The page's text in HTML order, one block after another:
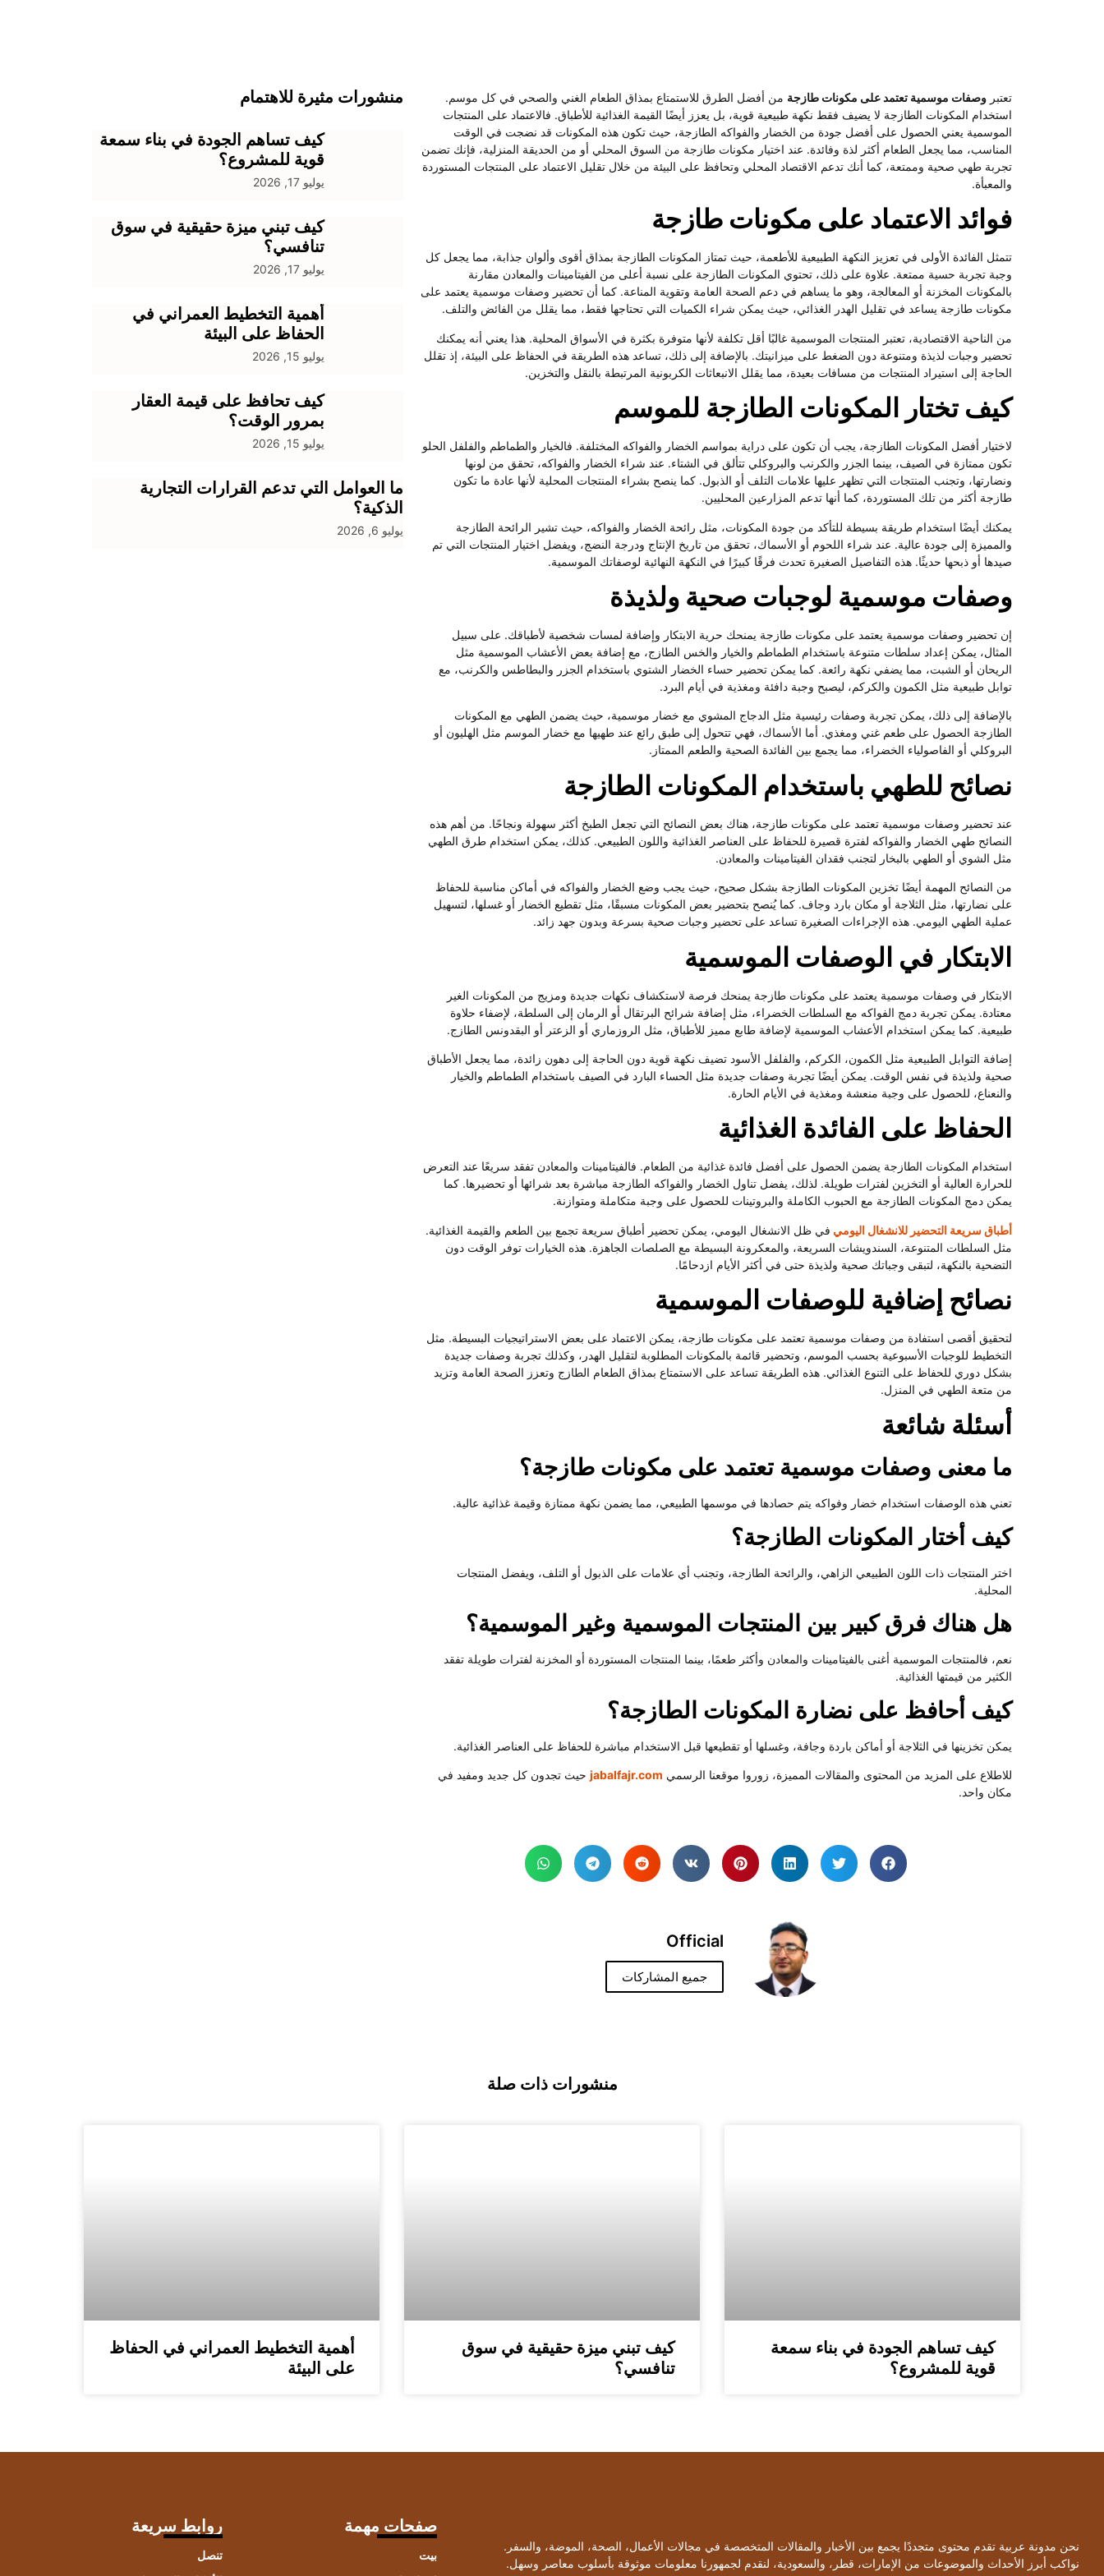
منشورات مثيرة للاهتمام
كيف تساهم الجودة في بناء سمعة
قوية للمشروع؟
يوليو 17, 2026
كيف تبني ميزة حقيقية في سوق
تنافسي؟
يوليو 17, 2026
أهمية التخطيط العمراني في
الحفاظ على البيئة
يوليو 15, 2026
كيف تحافظ على قيمة العقار
بمرور الوقت؟
يوليو 15, 2026
ما العوامل التي تدعم القرارات التجارية
الذكية؟
يوليو 6, 2026
تعتبر وصفات موسمية تعتمد على مكونات طازجة من أفضل الطرق للاستمتاع بمذاق الطعام الغني والصحي في كل موسم.
استخدام المكونات الطازجة لا يضيف فقط نكهة طبيعية قوية، بل يعزز أيضًا القيمة الغذائية للأطباق. فالاعتماد على المنتجات
الموسمية يعني الحصول على أفضل جودة من الخضار والفواكه الطازجة، حيث تكون هذه المكونات قد نضجت في الوقت
المناسب، مما يجعل الطعام أكثر لذة وفائدة. عند اختيار مكونات طازجة من السوق المحلي أو من الحديقة المنزلية، فإنك تضمن
تجربة طهي صحية وممتعة، كما أنك تدعم الاقتصاد المحلي وتحافظ على البيئة من خلال تقليل الاعتماد على المنتجات المستوردة
والمعبأة.
فوائد الاعتماد على مكونات طازجة
تتمثل الفائدة الأولى في تعزيز النكهة الطبيعية للأطعمة، حيث تمتاز المكونات الطازجة بمذاق أقوى وألوان جذابة، مما يجعل كل
وجبة تجربة حسية ممتعة. علاوة على ذلك، تحتوي المكونات الطازجة على نسبة أعلى من الفيتامينات والمعادن مقارنة
بالمكونات المخزنة أو المعالجة، وهو ما يساهم في دعم الصحة العامة وتقوية المناعة. كما أن تحضير وصفات موسمية يعتمد على
مكونات طازجة يساعد في تقليل الهدر الغذائي، حيث يمكن شراء الكميات التي تحتاجها فقط، مما يقلل من الفائض والتلف.
من الناحية الاقتصادية، تعتبر المنتجات الموسمية غالبًا أقل تكلفة لأنها متوفرة بكثرة في الأسواق المحلية. هذا يعني أنه يمكنك
تحضير وجبات لذيذة ومتنوعة دون الضغط على ميزانيتك. بالإضافة إلى ذلك، تساعد هذه الطريقة في الحفاظ على البيئة، إذ تقلل
الحاجة إلى استيراد المنتجات من مسافات بعيدة، مما يقلل الانبعاثات الكربونية المرتبطة بالنقل والتخزين.
كيف تختار المكونات الطازجة للموسم
لاختيار أفضل المكونات الطازجة، يجب أن تكون على دراية بمواسم الخضار والفواكه المختلفة. فالخيار والطماطم والفلفل الحلو
تكون ممتازة في الصيف، بينما الجزر والكرنب والبروكلي تتألق في الشتاء. عند شراء الخضار والفواكه، تحقق من لونها
ونضارتها، وتجنب المنتجات التي تظهر عليها علامات التلف أو الذبول. كما ينصح بشراء المنتجات المحلية لأنها عادة ما تكون
طازجة أكثر من تلك المستوردة، كما أنها تدعم المزارعين المحليين.
يمكنك أيضًا استخدام طريقة بسيطة للتأكد من جودة المكونات، مثل رائحة الخضار والفواكه، حيث تشير الرائحة الطازجة
والمميزة إلى جودة عالية. عند شراء اللحوم أو الأسماك، تحقق من تاريخ الإنتاج ودرجة النضج، ويفضل اختيار المنتجات التي تم
صيدها أو ذبحها حديثًا. هذه التفاصيل الصغيرة تحدث فرقًا كبيرًا في النكهة النهائية لوصفاتك الموسمية.
وصفات موسمية لوجبات صحية ولذيذة
إن تحضير وصفات موسمية يعتمد على مكونات طازجة يمنحك حرية الابتكار وإضافة لمسات شخصية لأطباقك. على سبيل
المثال، يمكن إعداد سلطات متنوعة باستخدام الطماطم والخيار والخس الطازج، مع إضافة بعض الأعشاب الموسمية مثل
الريحان أو الشبت، مما يضفي نكهة رائعة. كما يمكن تحضير حساء الخضار الشتوي باستخدام الجزر والبطاطس والكرنب، مع
توابل طبيعية مثل الكمون والكركم، ليصبح وجبة دافئة ومغذية في أيام البرد.
بالإضافة إلى ذلك، يمكن تجربة وصفات رئيسية مثل الدجاج المشوي مع خضار موسمية، حيث يضمن الطهي مع المكونات
الطازجة الحصول على طعم غني ومغذي. أما الأسماك، فهي تتحول إلى طبق رائع عند طهيها مع خضار الموسم مثل الهليون أو
البروكلي أو الفاصولياء الخضراء، مما يجمع بين الفائدة الصحية والطعم الممتاز.
نصائح للطهي باستخدام المكونات الطازجة
عند تحضير وصفات موسمية تعتمد على مكونات طازجة، هناك بعض النصائح التي تجعل الطبخ أكثر سهولة ونجاحًا. من أهم هذه
النصائح طهي الخضار والفواكه لفترة قصيرة للحفاظ على العناصر الغذائية واللون الطبيعي. كذلك، يمكن استخدام طرق الطهي
مثل الشوي أو الطهي بالبخار لتجنب فقدان الفيتامينات والمعادن.
من النصائح المهمة أيضًا تخزين المكونات الطازجة بشكل صحيح، حيث يجب وضع الخضار والفواكه في أماكن مناسبة للحفاظ
على نضارتها، مثل الثلاجة أو مكان بارد وجاف. كما يُنصح بتحضير بعض المكونات مسبقًا، مثل تقطيع الخضار أو غسلها، لتسهيل
عملية الطهي اليومي. هذه الإجراءات الصغيرة تساعد على تحضير وجبات صحية بسرعة وبدون جهد زائد.
الابتكار في الوصفات الموسمية
الابتكار في وصفات موسمية يعتمد على مكونات طازجة يمنحك فرصة لاستكشاف نكهات جديدة ومزيج من المكونات الغير
معتادة. يمكن تجربة دمج الفواكه مع السلطات الخضراء، مثل إضافة شرائح البرتقال أو الرمان إلى السلطة، لإضفاء حلاوة
طبيعية. كما يمكن استخدام الأعشاب الموسمية لإضافة طابع مميز للأطباق، مثل الروزماري أو الزعتر أو البقدونس الطازج.
إضافة التوابل الطبيعية مثل الكمون، الكركم، والفلفل الأسود تضيف نكهة قوية دون الحاجة إلى دهون زائدة، مما يجعل الأطباق
صحية ولذيذة في نفس الوقت. يمكن أيضًا تجربة وصفات جديدة مثل الحساء البارد في الصيف باستخدام الطماطم والخيار
والنعناع، للحصول على وجبة منعشة ومغذية في الأيام الحارة.
الحفاظ على الفائدة الغذائية
استخدام المكونات الطازجة يضمن الحصول على أفضل فائدة غذائية من الطعام. فالفيتامينات والمعادن تفقد سريعًا عند التعرض
للحرارة العالية أو التخزين لفترات طويلة. لذلك، يفضل تناول الخضار والفواكه الطازجة مباشرة بعد شرائها أو تحضيرها. كما
يمكن دمج المكونات الطازجة مع الحبوب الكاملة والبروتينات للحصول على وجبة متكاملة ومتوازنة.
أطباق سريعة التحضير للانشغال اليومي في ظل الانشغال اليومي، يمكن تحضير أطباق سريعة تجمع بين الطعم والقيمة الغذائية.
مثل السلطات المتنوعة، السندويشات السريعة، والمعكرونة البسيطة مع الصلصات الجاهزة. هذه الخيارات توفر الوقت دون
التضحية بالنكهة، لتبقى وجباتك صحية ولذيذة حتى في أكثر الأيام ازدحامًا.
نصائح إضافية للوصفات الموسمية
لتحقيق أقصى استفادة من وصفات موسمية تعتمد على مكونات طازجة، يمكن الاعتماد على بعض الاستراتيجيات البسيطة. مثل
التخطيط للوجبات الأسبوعية بحسب الموسم، وتحضير قائمة بالمكونات المطلوبة لتقليل الهدر، وكذلك تجربة وصفات جديدة
بشكل دوري للحفاظ على التنوع الغذائي. هذه الطريقة تساعد على الاستمتاع بمذاق الطعام الطازج وتعزز الصحة العامة وتزيد
من متعة الطهي في المنزل.
أسئلة شائعة
ما معنى وصفات موسمية تعتمد على مكونات طازجة؟
تعني هذه الوصفات استخدام خضار وفواكه يتم حصادها في موسمها الطبيعي، مما يضمن نكهة ممتازة وقيمة غذائية عالية.
كيف أختار المكونات الطازجة؟
اختر المنتجات ذات اللون الطبيعي الزاهي، والرائحة الطازجة، وتجنب أي علامات على الذبول أو التلف، ويفضل المنتجات
المحلية.
هل هناك فرق كبير بين المنتجات الموسمية وغير الموسمية؟
نعم، فالمنتجات الموسمية أغنى بالفيتامينات والمعادن وأكثر طعمًا، بينما المنتجات المستوردة أو المخزنة لفترات طويلة تفقد
الكثير من قيمتها الغذائية.
كيف أحافظ على نضارة المكونات الطازجة؟
يمكن تخزينها في الثلاجة أو أماكن باردة وجافة، وغسلها أو تقطيعها قبل الاستخدام مباشرة للحفاظ على العناصر الغذائية.
للاطلاع على المزيد من المحتوى والمقالات المميزة، زوروا موقعنا الرسمي jabalfajr.com حيث تجدون كل جديد ومفيد في
مكان واحد.
Official
جميع المشاركات
منشورات ذات صلة
كيف تساهم الجودة في بناء سمعة
قوية للمشروع؟
كيف تبني ميزة حقيقية في سوق
تنافسي؟
أهمية التخطيط العمراني في الحفاظ
على البيئة
صفحات مهمة
بيت
روابط سريعة
تنصل
نحن مدونة عربية تقدم محتوى متجددًا يجمع بين الأخبار والمقالات المتخصصة في مجالات الأعمال، الصحة، الموضة، والسفر.
نواكب أبرز الأحداث والموضوعات من الإمارات، قطر، والسعودية، لنقدم لجمهورنا معلومات موثوقة بأسلوب معاصر وسهل.